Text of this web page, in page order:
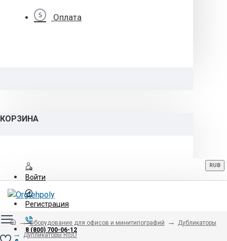
Оплата
КОРЗИНА
Войти
Регистрация
8 (800) 700-06-12
RUB
Оборудование для офисов и минитипографий
Дубликаторы
Дупликаторы RISO